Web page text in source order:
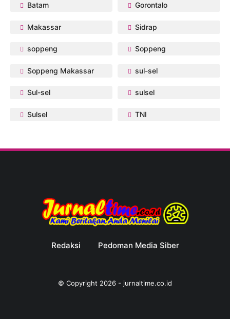
Batam Gorontalo
Makassar Sidrap
soppeng Soppeng
Soppeng Makassar sul-sel
Sul-sel sulsel
Sulsel TNI
Redaksi Pedoman Media Siber
© Copyright 2026 - jurnaltime.co.id